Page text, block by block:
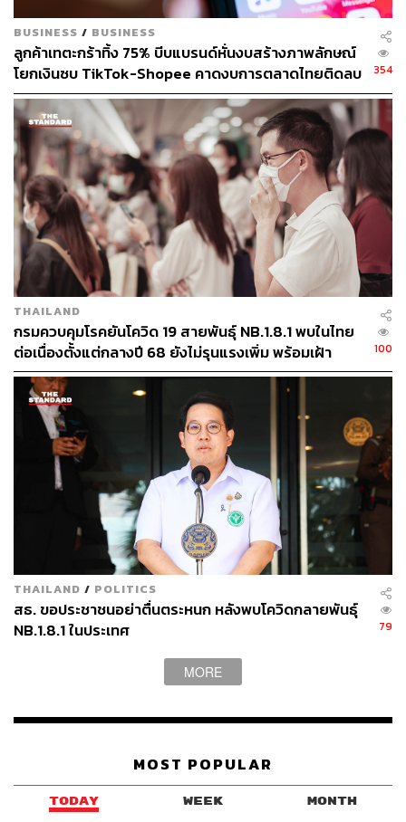
BUSINESS / BUSINESS
ลูกค้าเทตะกร้าทิ้ง 75% บีบแบรนด์หั่นงบสร้างภาพลักษณ์
โยกเงินซบ TikTok-Shopee คาดงบการตลาดไทยติดลบ
ครั้งแรกในรอบ 14 ปี
354
THAILAND
กรมควบคุมโรคยันโควิด 19 สายพันธุ์ NB.1.8.1 พบในไทย
ต่อเนื่องตั้งแต่กลางปี 68 ยังไม่รุนแรงเพิ่ม พร้อมเฝ้า
ระวัง-ติดตามใกล้ชิด
100
THAILAND / POLITICS
สธ. ขอประชาชนอย่าตื่นตระหนก หลังพบโควิดกลายพันธุ์
NB.1.8.1 ในประเทศ
79
MORE
MOST POPULAR
TODAY WEEK MONTH